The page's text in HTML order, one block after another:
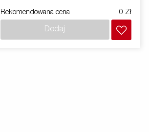
Rekomendowana cena 0 Zł
Dodaj